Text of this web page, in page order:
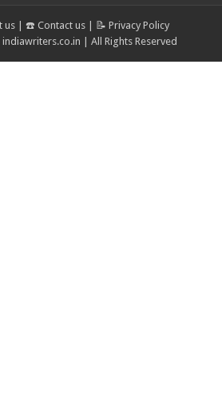
us| ☎️ Contact us| 📝 Privacy Policy
| All Rights Reserved